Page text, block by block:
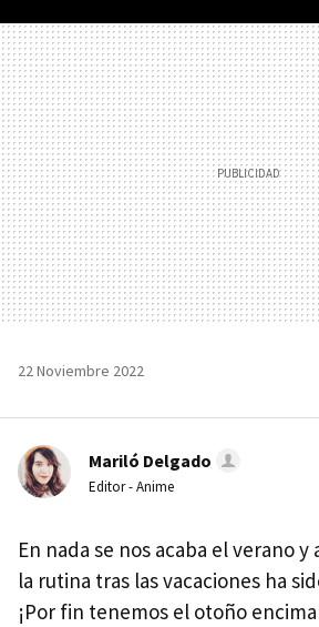
22 Noviembre 2022
Mariló Delgado
Editor - Anime
En nada se nos acaba el verano
la rutina tras las vacaciones ha
¡Por fin tenemos el otoño